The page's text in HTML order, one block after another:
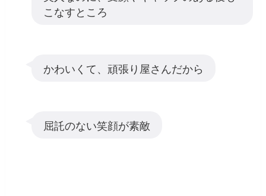
こなすところ
かわいくて、頑張り屋さんだから
屈託のない笑顔が素敵